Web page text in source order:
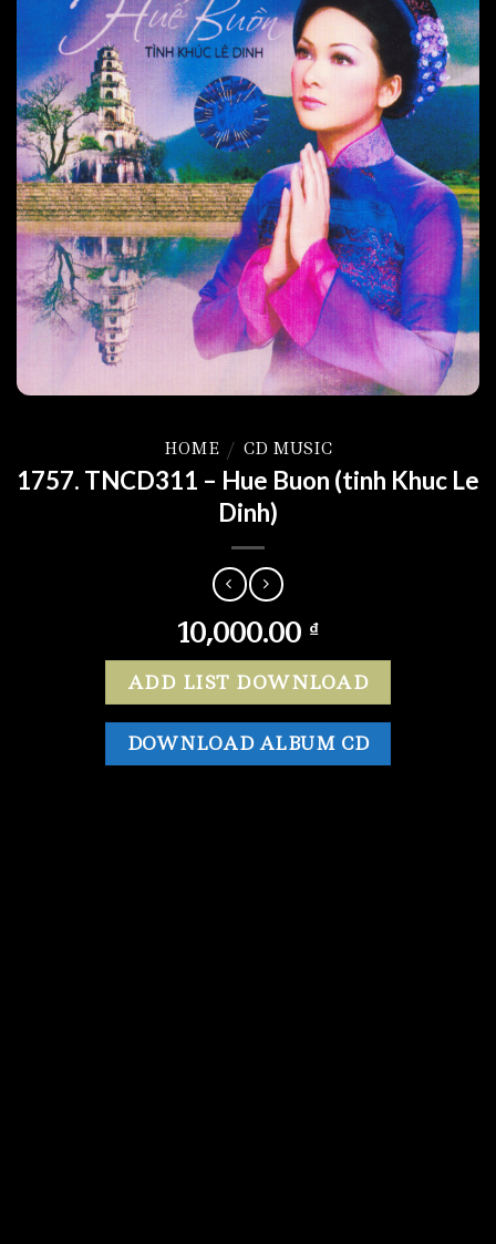
HOME / CD MUSIC
1757. TNCD311 – Hue Buon (tinh Khuc Le
Dinh)
10,000.00 ₫
ADD LIST DOWNLOAD
DOWNLOAD ALBUM CD